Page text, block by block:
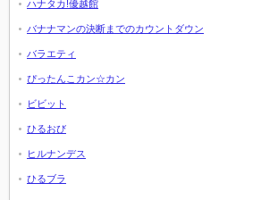
ハナタカ!優越館
バナナマンの決断までのカウントダウン
バラエティ
ぴったんこカン☆カン
ビビット
ひるおび
ヒルナンデス
ひるブラ